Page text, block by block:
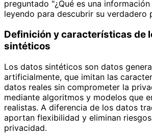
preguntado "¿Qué es una
leyendo para descubrir su verdadero
Definición y características de
sintéticos
Los datos sintéticos son datos
artificialmente, que imitan las
datos reales sin comprometer la
mediante algoritmos y modelos que
realistas. A diferencia de los datos
aportan flexibilidad y eliminan
privacidad.